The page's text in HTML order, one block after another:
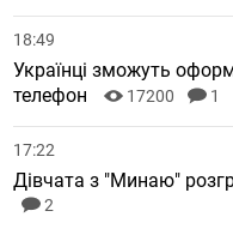
18:49
Українці зможуть
телефон
17200 1
17:22
Дівчата з "Минаю"
2